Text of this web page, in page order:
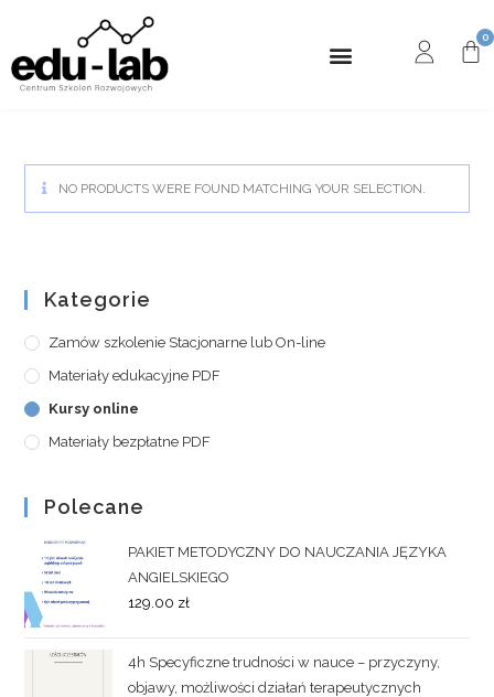
NO PRODUCTS WERE FOUND MATCHING YOUR SELECTION.
Kategorie
Zamów szkolenie Stacjonarne lub On-line
Materiały edukacyjne PDF
Kursy online
Materiały bezpłatne PDF
Polecane
PAKIET METODYCZNY DO NAUCZANIA JĘZYKA
ANGIELSKIEGO
129.00 zł
4h Specyficzne trudności w nauce – przyczyny,
objawy, możliwości działań terapeutycznych